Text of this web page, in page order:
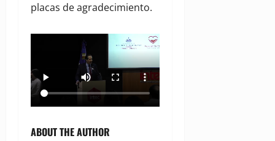
placas de agradecimiento.
ABOUT THE AUTHOR